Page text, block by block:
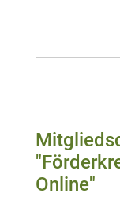
Online"